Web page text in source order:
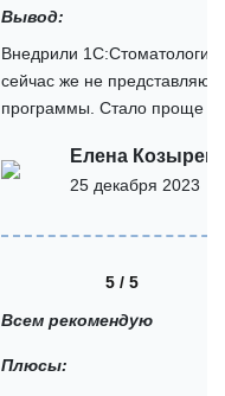
Вывод:
Внедрили 1С:Стоматология
сейчас же не представляю
программы. Стало проще и
Елена
25 декабря 2023
5 / 5
Всем рекомендую
Плюсы: